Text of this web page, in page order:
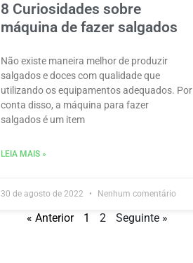
8 Curiosidades sobre
máquina de fazer salgados
Não existe maneira melhor de produzir
salgados e doces com qualidade que
utilizando os equipamentos adequados. Por
conta disso, a máquina para fazer
salgados é um item
LEIA MAIS »
30 de agosto de 2022 Nenhum comentário
« Anterior 1 2 Seguinte »